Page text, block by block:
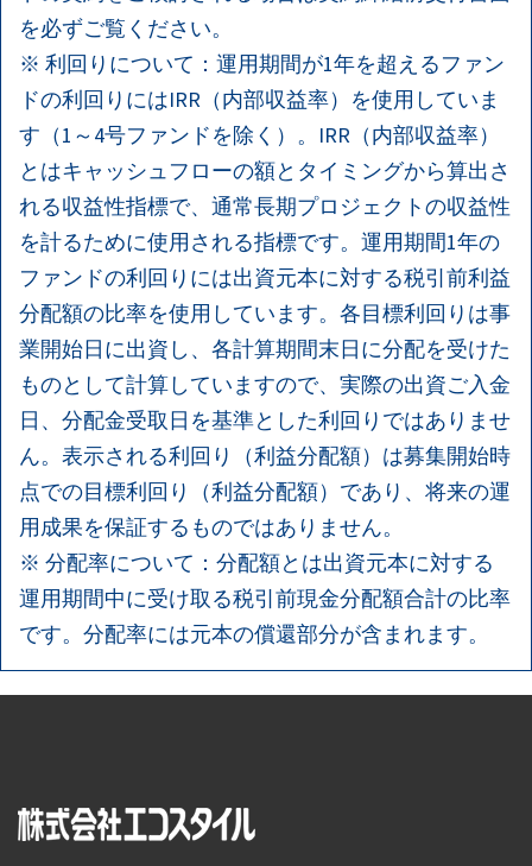
を必ずご覧ください。
※ 利回りについて：運用期間が1年を超えるファン
ドの利回りにはIRR（内部収益率）を使用していま
す（1～4号ファンドを除く）。IRR（内部収益率）
とはキャッシュフローの額とタイミングから算出さ
れる収益性指標で、通常長期プロジェクトの収益性
を計るために使用される指標です。運用期間1年の
ファンドの利回りには出資元本に対する税引前利益
分配額の比率を使用しています。各目標利回りは事
業開始日に出資し、各計算期間末日に分配を受けた
ものとして計算していますので、実際の出資ご入金
日、分配金受取日を基準とした利回りではありませ
ん。表示される利回り（利益分配額）は募集開始時
点での目標利回り（利益分配額）であり、将来の運
用成果を保証するものではありません。
※ 分配率について：分配額とは出資元本に対する
運用期間中に受け取る税引前現金分配額合計の比率
です。分配率には元本の償還部分が含まれます。